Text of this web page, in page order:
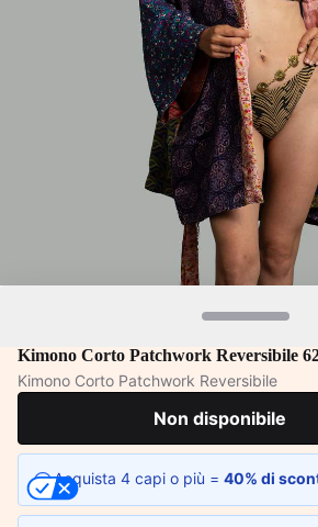
Kimono Corto Patchwork Reversibile
Kimono Corto Patchwork Reversibile
Non disponibile
Acquista 4 capi o più = 40% di